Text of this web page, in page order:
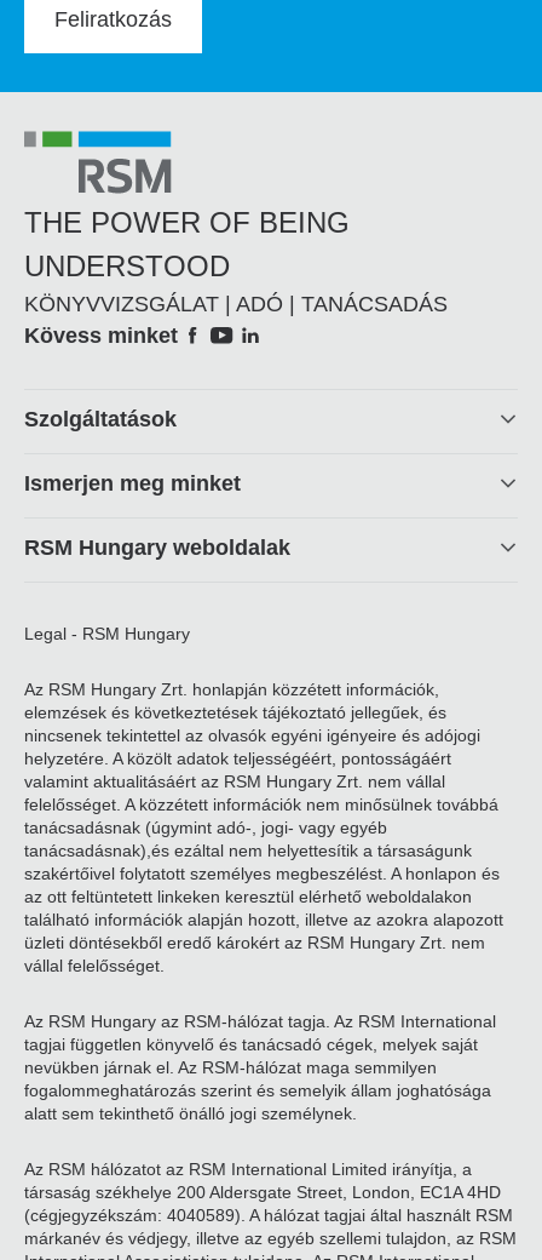
Feliratkozás
THE POWER OF BEING
UNDERSTOOD
KÖNYVVIZSGÁLAT | ADÓ | TANÁCSADÁS
Social
Kövess minket
Footer
Szolgáltatások
Ismerjen meg minket
RSM Hungary weboldalak
Legal - RSM Hungary
Az RSM Hungary Zrt. honlapján közzétett információk,
elemzések és következtetések tájékoztató jellegűek, és
nincsenek tekintettel az olvasók egyéni igényeire és adójogi
helyzetére. A közölt adatok teljességéért, pontosságáért
valamint aktualitásáért az RSM Hungary Zrt. nem vállal
felelősséget. A közzétett információk nem minősülnek továbbá
tanácsadásnak (úgymint adó-, jogi- vagy egyéb
tanácsadásnak),és ezáltal nem helyettesítik a társaságunk
szakértőivel folytatott személyes megbeszélést. A honlapon és
az ott feltüntetett linkeken keresztül elérhető weboldalakon
található információk alapján hozott, illetve az azokra alapozott
üzleti döntésekből eredő károkért az RSM Hungary Zrt. nem
vállal felelősséget.
Az RSM Hungary az RSM-hálózat tagja. Az RSM International
tagjai független könyvelő és tanácsadó cégek, melyek saját
nevükben járnak el. Az RSM-hálózat maga semmilyen
fogalommeghatározás szerint és semelyik állam joghatósága
alatt sem tekinthető önálló jogi személynek.
Az RSM hálózatot az RSM International Limited irányítja, a
társaság székhelye 200 Aldersgate Street, London, EC1A 4HD
(cégjegyzékszám: 4040589). A hálózat tagjai által használt RSM
márkanév és védjegy, illetve az egyéb szellemi tulajdon, az RSM